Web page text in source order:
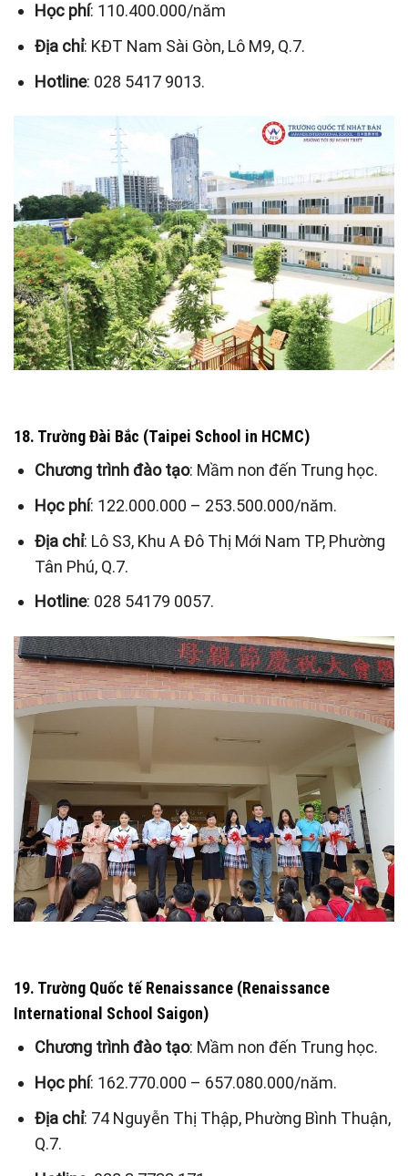
Học phí: 110.400.000/năm
Địa chỉ: KĐT Nam Sài Gòn, Lô M9, Q.7.
Hotline: 028 5417 9013.
18. Trường Đài Bắc (Taipei School in HCMC)
Chương trình đào tạo: Mầm non đến Trung học.
Học phí: 122.000.000 – 253.500.000/năm.
Địa chỉ: Lô S3, Khu A Đô Thị Mới Nam TP, Phường
Tân Phú, Q.7.
Hotline: 028 54179 0057.
19. Trường Quốc tế Renaissance (Renaissance
International School Saigon)
Chương trình đào tạo: Mầm non đến Trung học.
Học phí: 162.770.000 – 657.080.000/năm.
Địa chỉ: 74 Nguyễn Thị Thập, Phường Bình Thuận,
Q.7.